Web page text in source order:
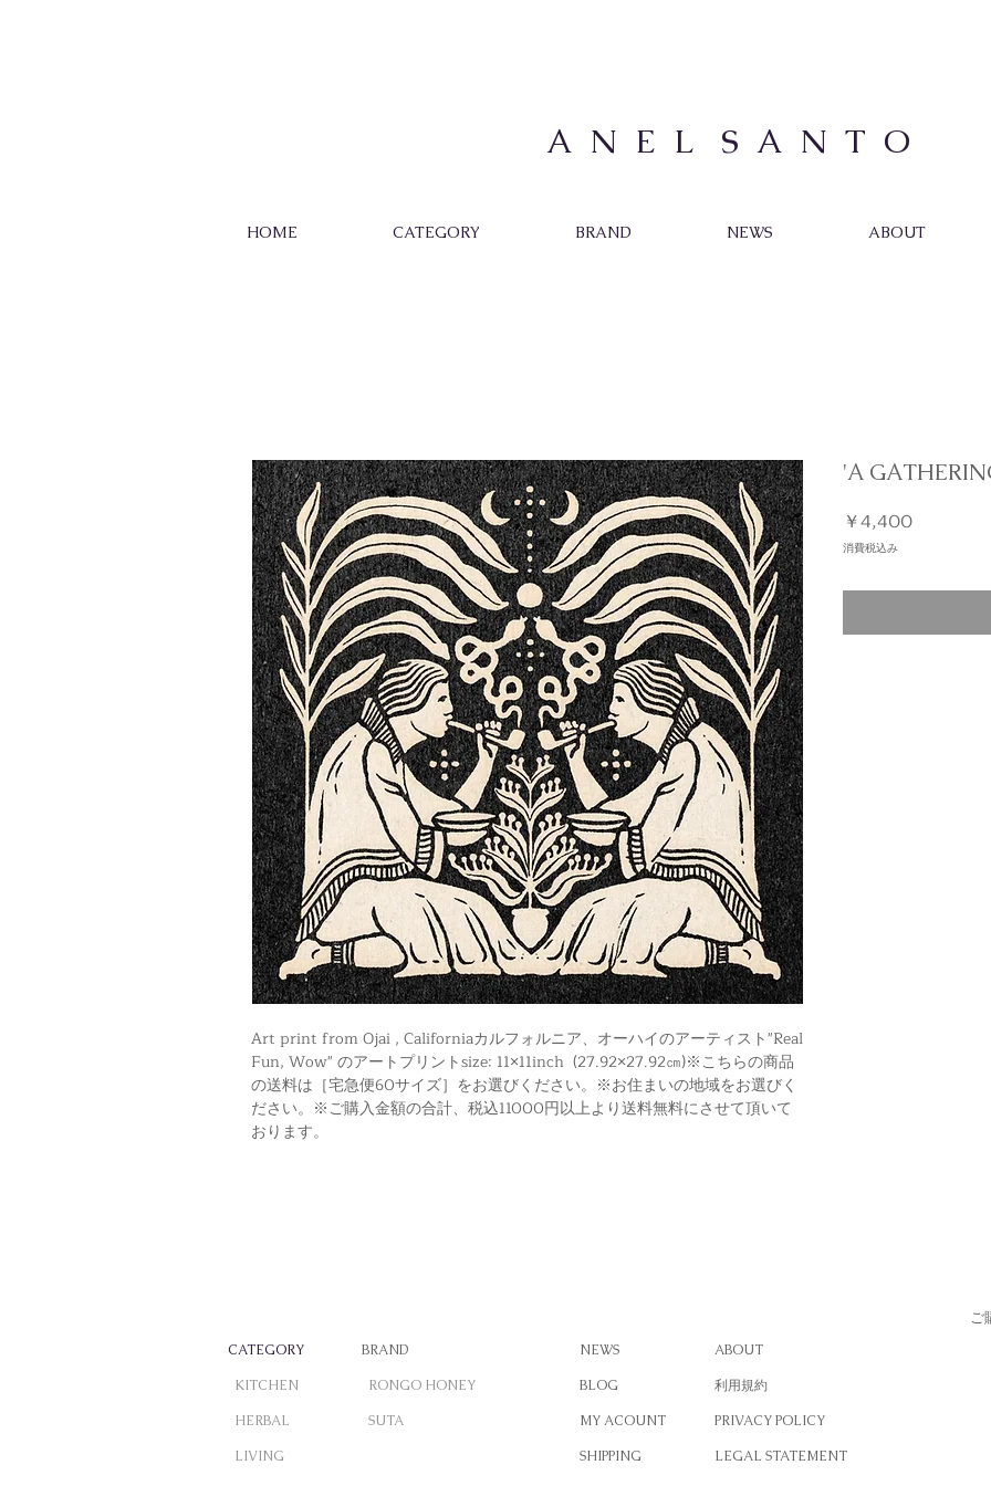
A N E L S A N T O
HOME CATEGORY BRAND NEWS ABOUT
Art print from Ojai , Californiaカルフォルニア、オーハイのアーティスト"Real
Fun, Wow" のアートプリントsize: 11×11inch  (27.92×27.92㎝)※こちらの商品
の送料は［宅急便60サイズ］をお選びください。※お住まいの地域をお選びく
ださい。※ご購入金額の合計、税込11000円以上より送料無料にさせて頂いて
おります。
'A
￥4,400価
消費税込み
ご
CATEGORY
KITCHEN
HERBAL
LIVING
BRAND
RONGO HONEY
SUTA
NEWS
BLOG
MY ACOUNT
SHIPPING
ABOUT
利用規約
PRIVACY POLICY
LEGAL STATEMENT